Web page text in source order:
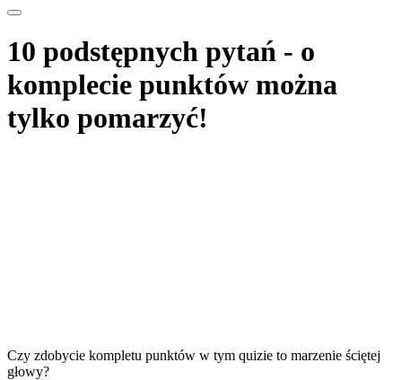
10 podstępnych pytań - o
komplecie punktów można
tylko pomarzyć!
Czy zdobycie kompletu punktów w tym quizie to marzenie ściętej
głowy?